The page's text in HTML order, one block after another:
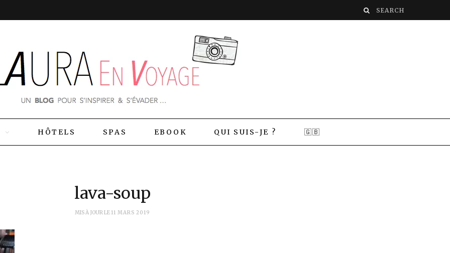
HÔTELS SPAS EBOOK QUI SUIS-JE ? 🇬🇧
lava-soup
MIS À JOUR LE11 MARS 2019